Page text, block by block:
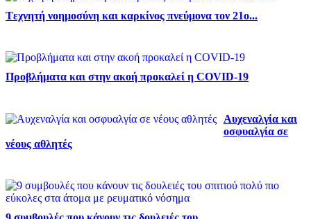
Tεχνητή νοημοσύνη και καρκίνος πνεύμονα τον 21ο...
Προβλήματα και στην ακοή προκαλεί η COVID-19
Αυχεναλγία και
οσφυαλγία σε
νέους αθλητές